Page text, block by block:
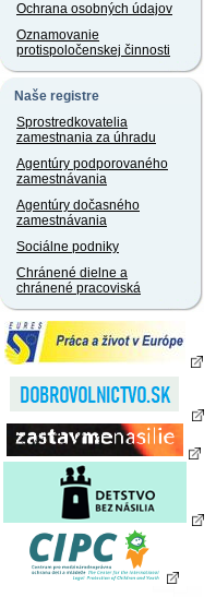
Ochrana osobných údajov
Oznamovanie
protispoločenskej činnosti
Naše registre
Sprostredkovatelia
zamestnania za úhradu
Agentúry podporovaného
zamestnávania
Agentúry dočasného
zamestnávania
Sociálne podniky
Chránené dielne a
chránené pracoviská